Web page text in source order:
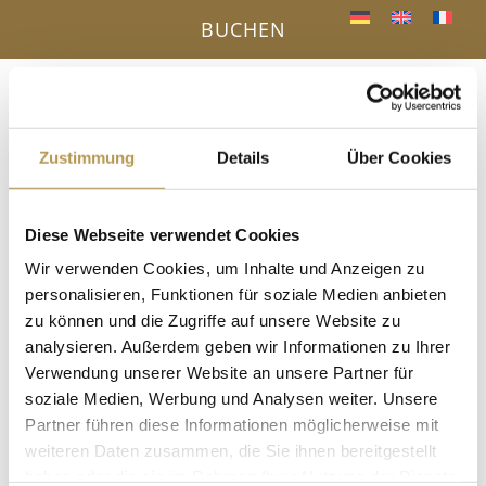
Zustimmung Details Über Cookies
Diese Webseite verwendet Cookies
Wir verwenden Cookies, um Inhalte und Anzeigen zu
personalisieren, Funktionen für soziale Medien anbieten
zu können und die Zugriffe auf unsere Website zu
analysieren. Außerdem geben wir Informationen zu Ihrer
Verwendung unserer Website an unsere Partner für
soziale Medien, Werbung und Analysen weiter. Unsere
Partner führen diese Informationen möglicherweise mit
weiteren Daten zusammen, die Sie ihnen bereitgestellt
a Menü
BUCHEN
« Alle Veranstaltungen
Diese Veranstaltung hat bereits stattgefunden.
Pilates mit Annette
29. August 2025, 16:15-17:15
im Gymnastikraum. Anmeldung erforderlich!